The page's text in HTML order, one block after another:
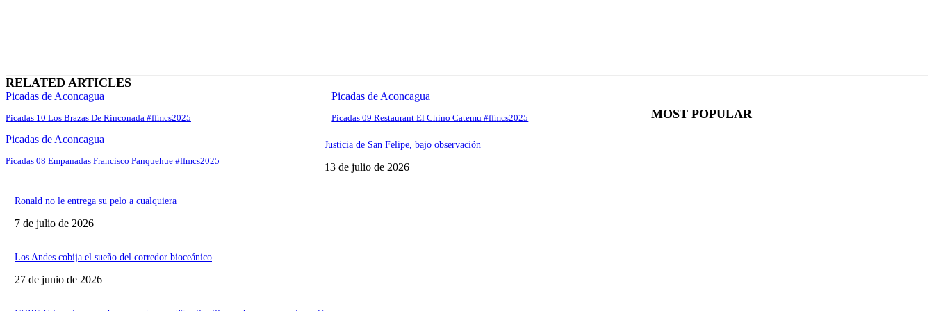
RELATED ARTICLES
Picadas de Aconcagua
Picadas 10 Los Brazas De Rinconada #ffmcs2025
Picadas de Aconcagua
Picadas 09 Restaurant El Chino Catemu #ffmcs2025
Picadas de Aconcagua
Picadas 08 Empanadas Francisco Panquehue #ffmcs2025
MOST POPULAR
Justicia de San Felipe, bajo observación
13 de julio de 2026
Ronald no le entrega su pelo a cualquiera
7 de julio de 2026
Los Andes cobija el sueño del corredor bioceánico
27 de junio de 2026